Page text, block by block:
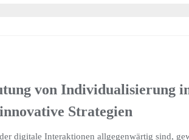
von Individualisierung
Strategien
digitale Interaktionen allgegenwärtig sind,